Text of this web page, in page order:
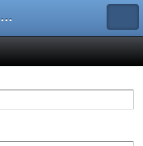
Форум владельцев интернет-магазинов